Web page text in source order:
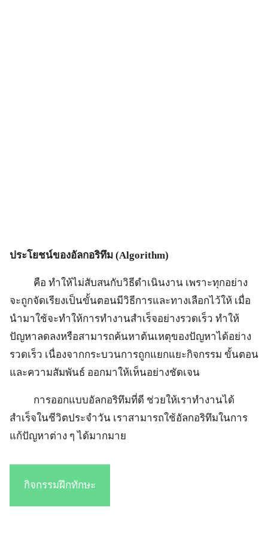
ประโยชน์ของอัลกอริทึม (Algorithm)
คือ ทำให้ไม่สับสนกับวิธีดำเนินงาน เพราะทุกอย่าง
จะถูกจัดเรียงเป็นขั้นตอนมีวิธีการและทางเลือกไว้ให้ เมื่อ
นำมาใช้จะทำให้การทำงานสำเร็จอย่างรวดเร็ว ทำให้
ปัญหาลดลงหรือสามารถค้นหาต้นเหตุของปัญหาได้อย่าง
รวดเร็ว เนื่องจากกระบวนการถูกแยกแยะกิจกรรม ขั้นตอน
และความสัมพันธ์ ออกมาให้เห็นอย่างชัดเจน
การออกแบบอัลกอริทึมที่ดี ช่วยให้เราทำงานได้
สำเร็จในชีวิตประจำวัน เราสามารถใช้อัลกอริทึมในการ
แก้ปัญหาต่าง ๆ ได้มากมาย
กิจกรรมฝึกทักษะ